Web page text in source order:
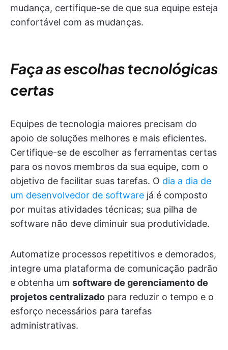
mudança, certifique-se de que sua equipe esteja
confortável com as mudanças.
Faça as escolhas tecnológicas
certas
Equipes de tecnologia maiores precisam do
apoio de soluções melhores e mais eficientes.
Certifique-se de escolher as ferramentas certas
para os novos membros da sua equipe, com o
objetivo de facilitar suas tarefas. O dia a dia de
um desenvolvedor de software já é composto
por muitas atividades técnicas; sua pilha de
software não deve diminuir sua produtividade.
Automatize processos repetitivos e demorados,
integre uma plataforma de comunicação padrão
e obtenha um software de gerenciamento de
projetos centralizado para reduzir o tempo e o
esforço necessários para tarefas
administrativas.